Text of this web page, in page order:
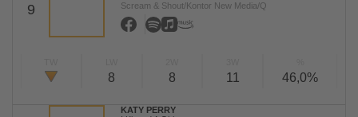
9
Scream & Shout/Kontor New Media/Q
8 8 11 46,0%
KATY PERRY